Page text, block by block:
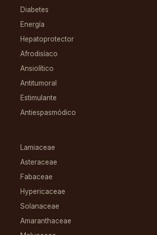
Diabetes
Energía
Hepatoprotector
Afrodisíaco
Ansiolítico
Antitumoral
Estimulante
Antiespasmódico
Lamiaceae
Asteraceae
Fabaceae
Hypericaceae
Solanaceae
Amaranthaceae